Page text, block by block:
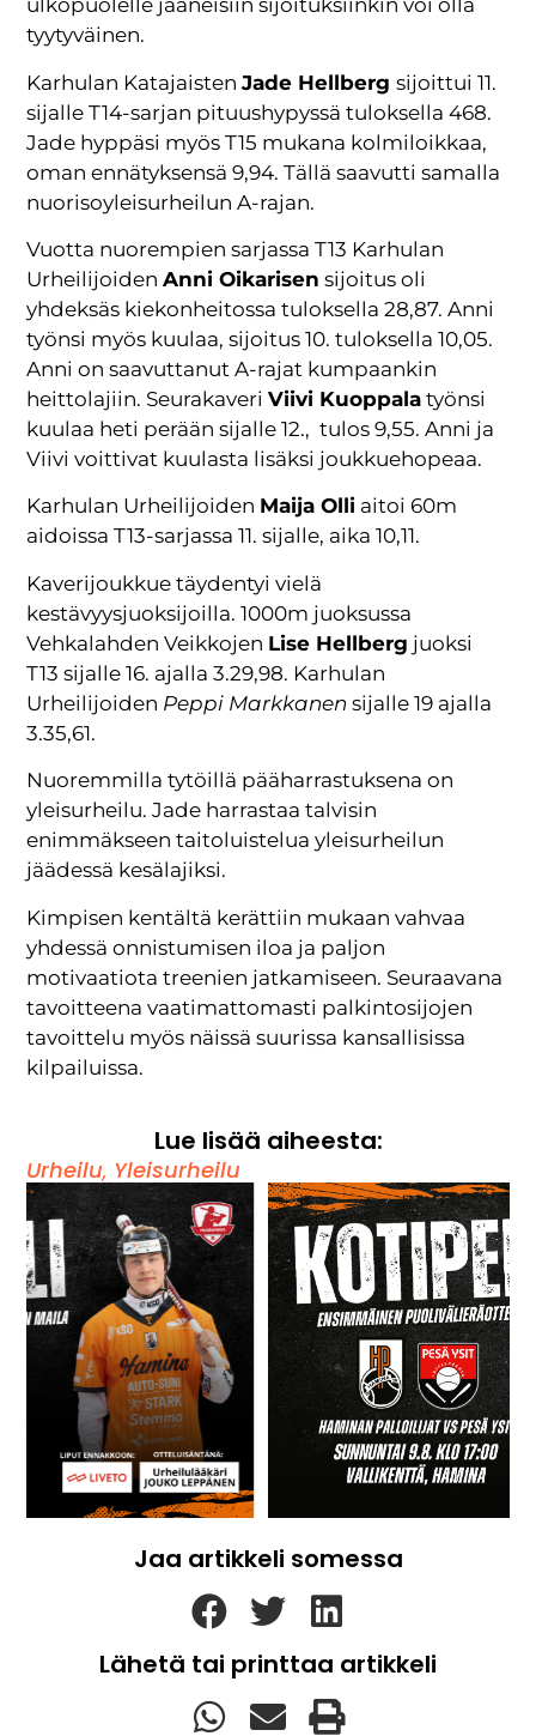
ulkopuolelle jääneisiin sijoituksiinkin voi olla
tyytyväinen.
Karhulan KatajaistenJade Hellbergsijoittui 11.
sijalle T14-sarjan pituushypyssä tuloksella 468.
Jade hyppäsi myös T15 mukana kolmiloikkaa,
oman ennätyksensä 9,94. Tällä saavutti samalla
nuorisoyleisurheilun A-rajan.
Vuotta nuorempien sarjassa T13 Karhulan
UrheilijoidenAnni Oikarisen sijoitus oli
yhdeksäs kiekonheitossa tuloksella 28,87. Anni
työnsi myös kuulaa, sijoitus 10. tuloksella 10,05.
Anni on saavuttanut A-rajat kumpaankin
heittolajiin. SeurakaveriViivi Kuoppala työnsi
kuulaa heti perään sijalle 12., tulos 9,55. Anni ja
Viivi voittivat kuulasta lisäksi joukkuehopeaa.
Karhulan Urheilijoiden Maija Olli aitoi 60m
aidoissa T13-sarjassa 11. sijalle, aika 10,11.
Kaverijoukkue täydentyi vielä
kestävyysjuoksijoilla. 1000m juoksussa
Vehkalahden Veikkojen Lise Hellberg juoksi
T13 sijalle 16. ajalla 3.29,98. Karhulan
Urheilijoiden Peppi Markkanensijalle 19 ajalla
3.35,61.
Nuoremmilla tytöillä pääharrastuksena on
yleisurheilu. Jade harrastaa talvisin
enimmäkseen taitoluistelua yleisurheilun
jäädessä kesälajiksi.
Kimpisen kentältä kerättiin mukaan vahvaa
yhdessä onnistumisen iloa ja paljon
motivaatiota treenien jatkamiseen. Seuraavana
tavoitteena vaatimattomasti palkintosijojen
tavoittelu myös näissä suurissa kansallisissa
kilpailuissa.
Lue lisää aiheesta:
Urheilu, Yleisurheilu
Jaa artikkeli somessa
Lähetä tai printtaa artikkeli